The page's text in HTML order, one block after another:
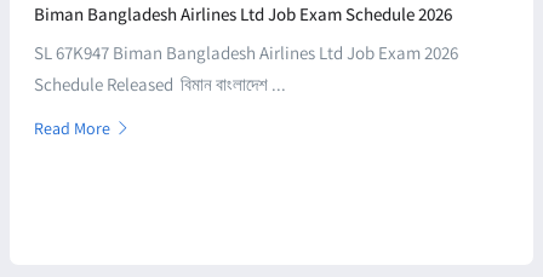
Biman Bangladesh Airlines Ltd Job Exam Schedule 2026
SL 67K947 Biman Bangladesh Airlines Ltd Job Exam 2026
Schedule Released বিমান বাংলাদেশ ...
Read More